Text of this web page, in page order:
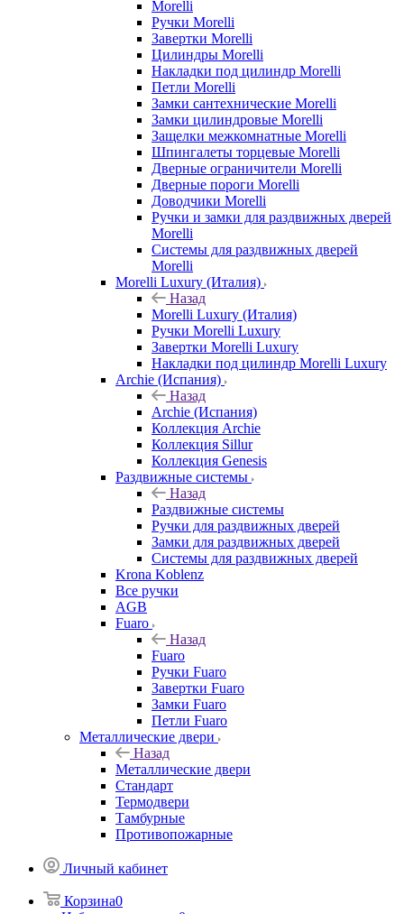
Morelli
Ручки Morelli
Завертки Morelli
Цилиндры Morelli
Накладки под цилиндр Morelli
Петли Morelli
Замки сантехнические Morelli
Замки цилиндровые Morelli
Защелки межкомнатные Morelli
Шпингалеты торцевые Morelli
Дверные ограничители Morelli
Дверные пороги Morelli
Доводчики Morelli
Ручки и замки для раздвижных дверей
Morelli
Системы для раздвижных дверей
Morelli
Morelli Luxury (Италия)
Назад
Morelli Luxury (Италия)
Ручки Morelli Luxury
Завертки Morelli Luxury
Накладки под цилиндр Morelli Luxury
Archie (Испания)
Назад
Archie (Испания)
Коллекция Archie
Коллекция Sillur
Коллекция Genesis
Раздвижные системы
Назад
Раздвижные системы
Ручки для раздвижных дверей
Замки для раздвижных дверей
Системы для раздвижных дверей
Krona Koblenz
Все ручки
AGB
Fuaro
Назад
Fuaro
Ручки Fuaro
Завертки Fuaro
Замки Fuaro
Петли Fuaro
Металлические двери
Назад
Металлические двери
Стандарт
Термодвери
Тамбурные
Противопожарные
Личный кабинет
Корзина0